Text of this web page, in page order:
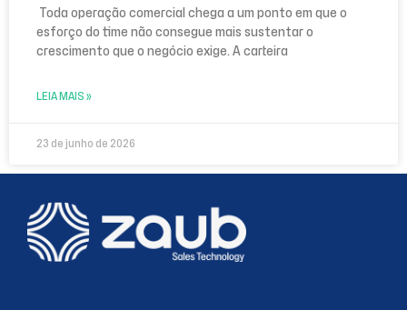
Toda operação comercial chega a um ponto em que o
esforço do time não consegue mais sustentar o
crescimento que o negócio exige. A carteira
LEIA MAIS »
23 de junho de 2026